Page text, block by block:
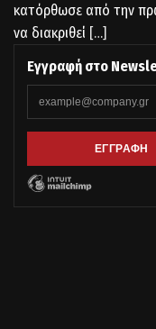
κατόρθωσε από την
να διακριθεί […]
Εγγραφή στο